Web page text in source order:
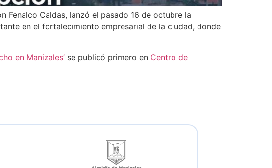
Fenalco Caldas, lanzó el pasado 16 de octubre la
en el fortalecimiento empresarial de la ciudad, donde
en Manizales’ se publicó primero en Centro de